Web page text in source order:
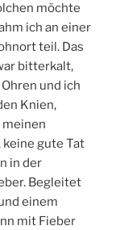
möchte
ich an einer
teil. Das
bitterkalt,
und ich
Knien,
keine gute Tat
in der
Begleitet
einem
mit Fieber